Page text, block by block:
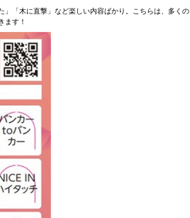
「木に直撃」など楽しい内容ばかり。こちらは、多くの
ます！